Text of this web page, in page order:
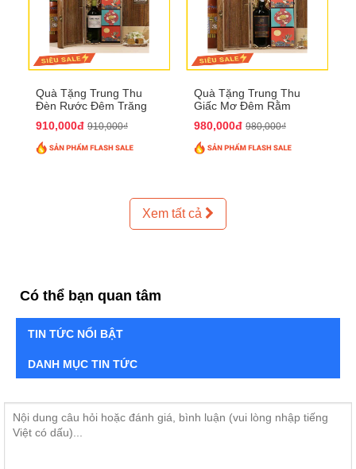
Quà Tặng Trung Thu
Đèn Rước Đêm Trăng
910,000đ 910,000₫
Quà Tặng Trung Thu
Giấc Mơ Đêm Rằm
980,000đ 980,000₫
Xem tất cả
Có thể bạn quan tâm
TIN TỨC NỔI BẬT
DANH MỤC TIN TỨC